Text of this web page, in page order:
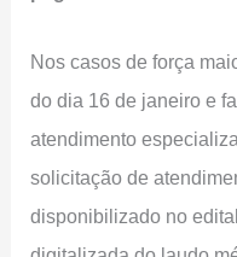
Nos casos de força
do dia 16 de janeiro e
atendimento
solicitação de
disponibilizado no